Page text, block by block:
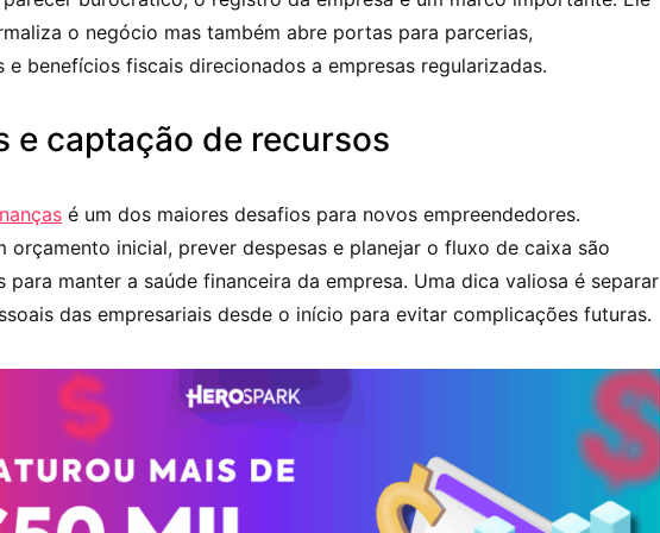
o negócio mas também abre portas para parcerias,
e benefícios fiscais direcionados a empresas regularizadas.
e captação de recursos
é um dos maiores desafios para novos empreendedores.
orçamento inicial, prever despesas e planejar o fluxo de caixa são
para manter a saúde financeira da empresa. Uma dica valiosa é separar
das empresariais desde o início para evitar complicações futuras.